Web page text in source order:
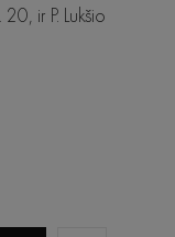
ir P. Lukšio